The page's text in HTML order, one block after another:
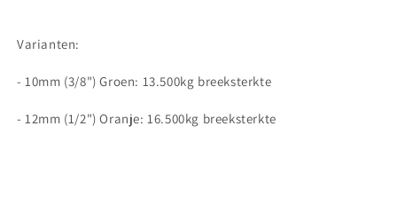
Varianten:
- 10mm (3/8") Groen: 13.500kg breeksterkte
- 12mm (1/2") Oranje: 16.500kg breeksterkte